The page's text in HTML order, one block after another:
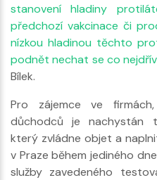
stanovení hladiny
předchozí vakcinace či
nízkou hladinou těchto
podnět nechat se co
Bílek.
Pro zájemce ve
důchodců je nachystán
který zvládne objet a
v Praze během jediného
služby zavedeného